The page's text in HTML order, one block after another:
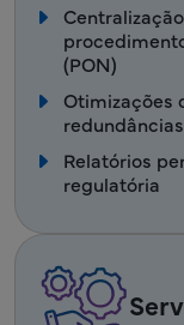
(PON)
Otimizações
Relatórios
regulatória